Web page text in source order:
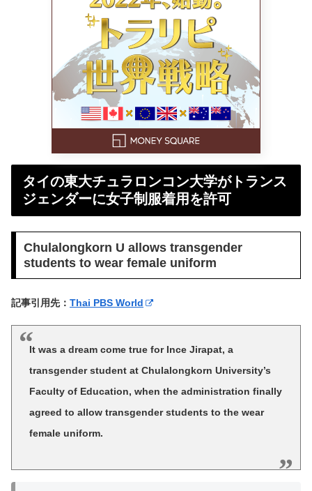
タイの東大チュラロンコン大学がトランス
ジェンダーに女子制服着用を許可
Chulalongkorn U allows transgender
students to wear female uniform
記事引用先： Thai PBS World
It was a dream come true for Ince Jirapat, a
transgender student at Chulalongkorn University’s
Faculty of Education, when the administration finally
agreed to allow transgender students to the wear
female uniform.